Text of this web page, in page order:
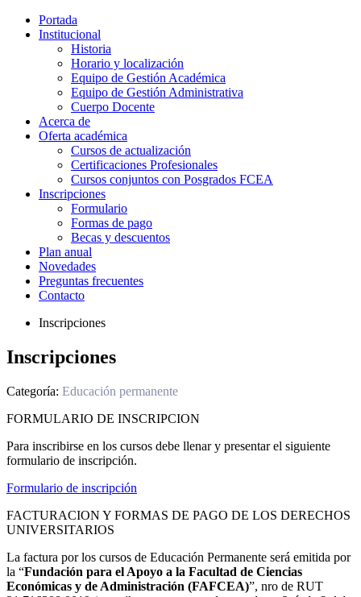
Portada
Institucional
Historia
Horario y localización
Equipo de Gestión Académica
Equipo de Gestión Administrativa
Cuerpo Docente
Acerca de
Oferta académica
Cursos de actualización
Certificaciones Profesionales
Cursos conjuntos con Posgrados FCEA
Inscripciones
Formulario
Formas de pago
Becas y descuentos
Plan anual
Novedades
Preguntas frecuentes
Contacto
Inscripciones
Inscripciones
Categoría: Educación permanente
FORMULARIO DE INSCRIPCION
Para inscribirse en los cursos debe llenar y presentar el siguiente
formulario de inscripción.
Formulario de inscripción
FACTURACION Y FORMAS DE PAGO DE LOS DERECHOS
UNIVERSITARIOS
La factura por los cursos de Educación Permanente será emitida por
la “Fundación para el Apoyo a la Facultad de Ciencias
Económicas y de Administración (FAFCEA)”, nro de RUT